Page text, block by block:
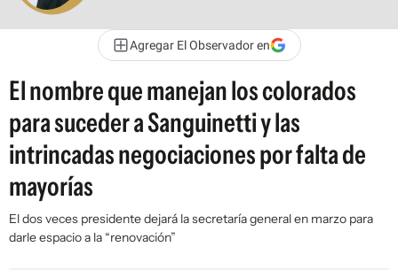
Agregar El Observador en
El nombre que manejan los colorados
para suceder a Sanguinetti y las
intrincadas negociaciones por falta de
mayorías
El dos veces presidente dejará la secretaría general en marzo para
darle espacio a la “renovación”